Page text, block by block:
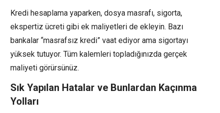
Kredi hesaplama yaparken, dosya masrafı, sigorta,
ekspertiz ücreti gibi ek maliyetleri de ekleyin. Bazı
bankalar “masrafsız kredi” vaat ediyor ama sigortayı
yüksek tutuyor. Tüm kalemleri topladığınızda gerçek
maliyeti görürsünüz.
Sık Yapılan Hatalar ve Bunlardan Kaçınma
Yolları